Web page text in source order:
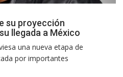
su proyección
llegada a México
una nueva etapa de
por importantes